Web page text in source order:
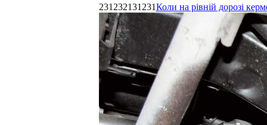
231232131231Коли на рівній дорозі